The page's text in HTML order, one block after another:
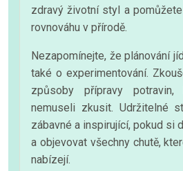
zdravý životní styl a
rovnováhu v přírodě.
Nezapomínejte, že plánování
také o experimentování.
způsoby přípravy
nemuseli zkusit. Udržitelné
zábavné a inspirující, pokud si
a objevovat všechny chutě,
nabízejí.